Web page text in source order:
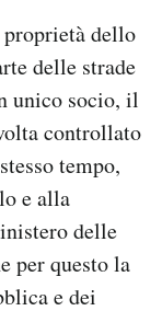
proprietà dello
delle strade
unico socio, il
controllato
tempo,
e alla
delle
per questo la
e dei